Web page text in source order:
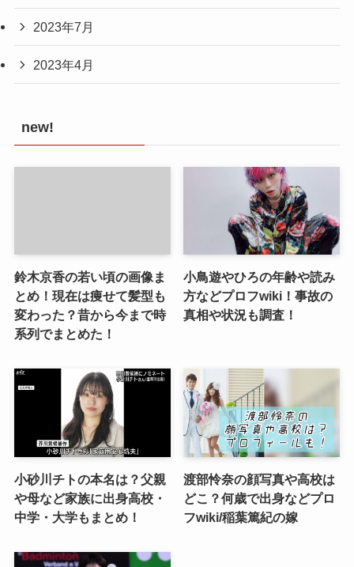
2023年7月
2023年4月
new!
鈴木京香の若い頃の画像ま
とめ！現在は痩せて髪型も
変わった？昔から今まで時
系列でまとめた！
小鳥遊やひろの年齢や読み
方などプロフwiki！事故の
真相や状況も調査！
小砂川チトの本名は？父親
や母など家族に出身高校・
中学・大学もまとめ！
渡部怜奈の顔写真や高校は
どこ？何歳で出身などプロ
フwiki/稲葉篤紀の嫁